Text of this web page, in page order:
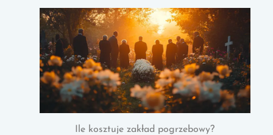
Ile kosztuje zakład pogrzebowy?